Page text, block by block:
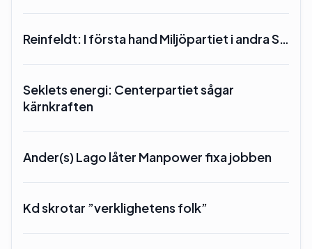
Reinfeldt: I första hand Miljöpartiet i andra S…
Seklets energi: Centerpartiet sågar
kärnkraften
Ander(s) Lago låter Manpower fixa jobben
Kd skrotar ”verklighetens folk”